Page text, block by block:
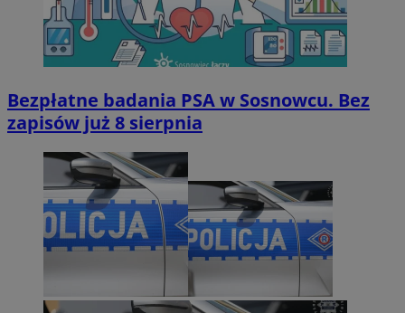
Bezpłatne badania PSA w Sosnowcu. Bez
zapisów już 8 sierpnia